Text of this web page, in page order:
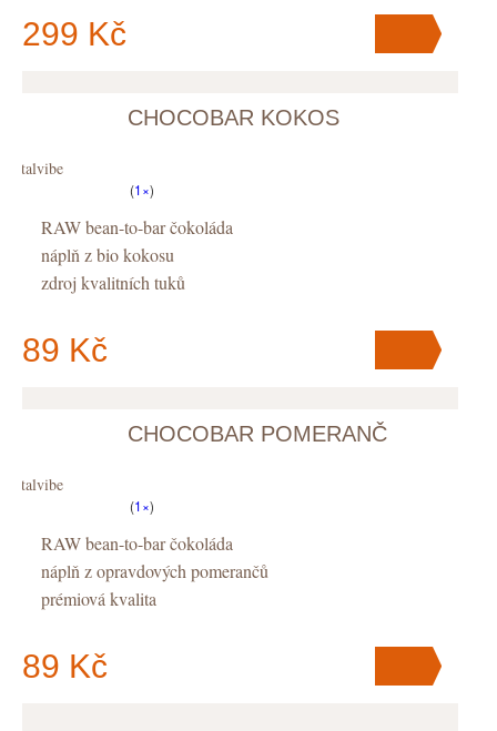
299 Kč
V košíku máteks.
CHOCOBAR KOKOS
Vitalvibe
(1×)
RAW bean-to-bar čokoláda
náplň z bio kokosu
zdroj kvalitních tuků
89 Kč
V košíku máteks.
CHOCOBAR POMERANČ
Vitalvibe
(1×)
RAW bean-to-bar čokoláda
náplň z opravdových pomerančů
prémiová kvalita
89 Kč